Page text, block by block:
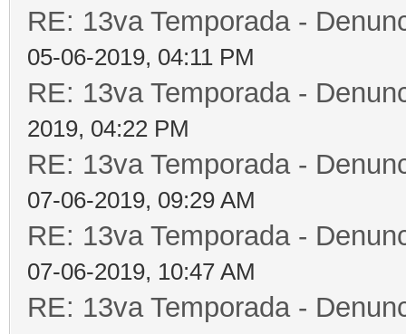
RE: 13va Temporada -
05-06-2019, 04:11 PM
RE: 13va Temporada -
2019, 04:22 PM
RE: 13va Temporada -
07-06-2019, 09:29 AM
RE: 13va Temporada -
07-06-2019, 10:47 AM
RE: 13va Temporada -